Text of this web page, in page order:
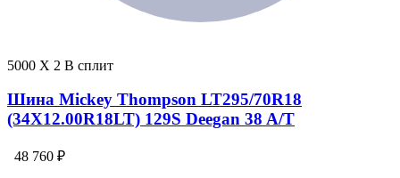
5000 X 2 В сплит
Шина Mickey Thompson LT295/70R18
(34X12.00R18LT) 129S Deegan 38 A/T
48 760 ₽